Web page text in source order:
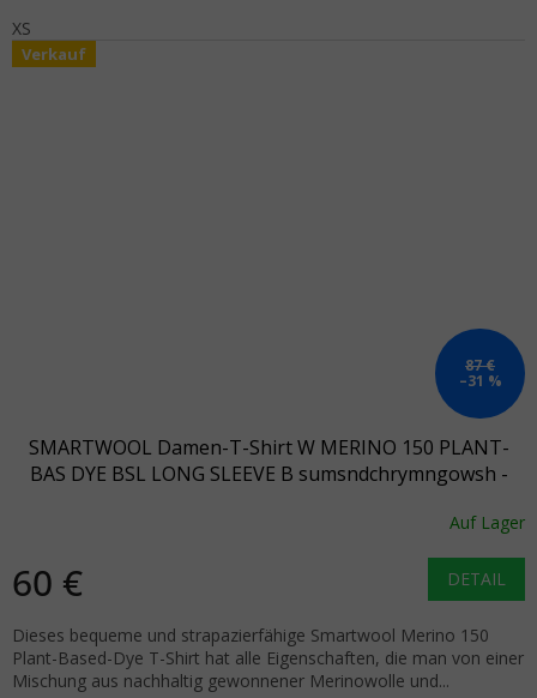
XS
Verkauf
87 €
–31 %
SMARTWOOL Damen-T-Shirt W MERINO 150 PLANT-
BAS DYE BSL LONG SLEEVE B sumsndchrymngowsh -
Auf Lager
60 € DETAIL
Dieses bequeme und strapazierfähige Smartwool Merino 150
Plant-Based-Dye T-Shirt hat alle Eigenschaften, die man von einer
Mischung aus nachhaltig gewonnener Merinowolle und...